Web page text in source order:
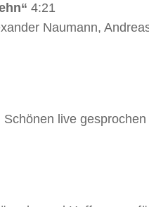
4:21
Naumann,
live